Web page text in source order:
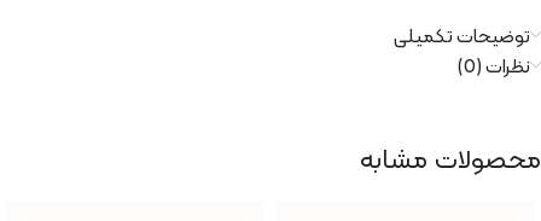
توضیحات تکمیلی
نظرات (0)
محصولات مشابه